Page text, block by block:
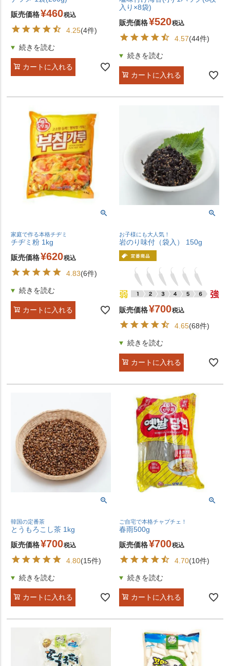
販売価格¥460税込
4.25(4件)
カートに入れる
入り×8袋)
販売価格¥520税込
4.57(44件)
カートに入れる
家庭で作る本格チヂミ
チヂミ粉 1kg
販売価格¥620税込
4.83(6件)
カートに入れる
お子様にも大人気！
岩のり味付（袋入） 150g
販売価格¥700税込
4.65(68件)
カートに入れる
韓国の定番茶
とうもろこし茶 1kg
販売価格¥700税込
4.80(15件)
カートに入れる
ご自宅で本格チャプチェ！
春雨500g
販売価格¥700税込
4.70(10件)
カートに入れる